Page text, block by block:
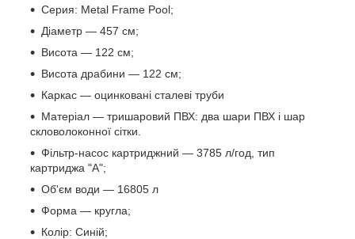
Серия: Metal Frame Pool;
Діаметр — 457 см;
Висота — 122 см;
Висота драбини — 122 см;
Каркас — оцинковані сталеві труби
Матеріал — тришаровий ПВХ: два шари ПВХ і шар
скловолоконної сітки.
Фільтр-насос картриджний — 3785 л/год, тип
картриджа "А";
Об'єм води — 16805 л
Форма — кругла;
Колір: Синій;